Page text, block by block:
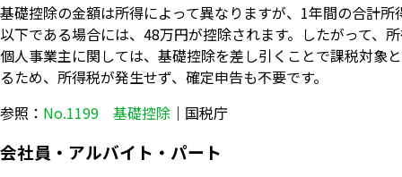
基礎控除の金額は所得によって異なりますが、1年間の合計
以下である場合には、48万円が控除されます。したがって、
個人事業主に関しては、基礎控除を差し引くことで課税対象
るため、所得税が発生せず、確定申告も不要です。
参照： No.1199 基礎控除 ｜国税庁
会社員・アルバイト・パート